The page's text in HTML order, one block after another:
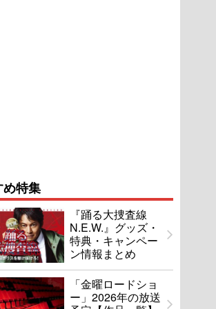
特集
『踊る大捜査線
N.E.W.』グッズ・
特典・キャンペー
ン情報まとめ
「金曜ロードショ
ー」2026年の放送